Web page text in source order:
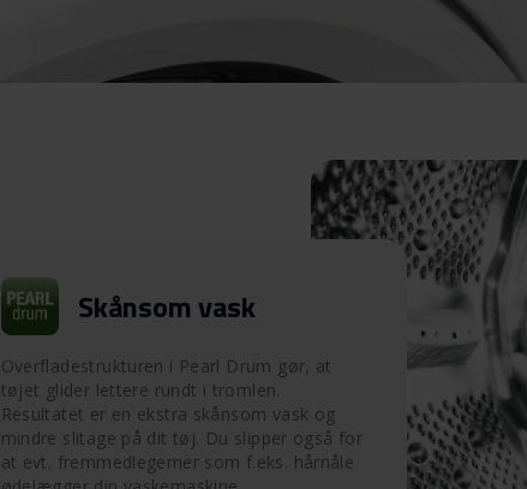
Skånsom vask
Overfladestrukturen i Pearl Drum gør, at
tøjet glider lettere rundt i tromlen.
Resultatet er en ekstra skånsom vask og
mindre slitage på dit tøj. Du slipper også for
at evt. fremmedlegemer som f.eks. hårnåle